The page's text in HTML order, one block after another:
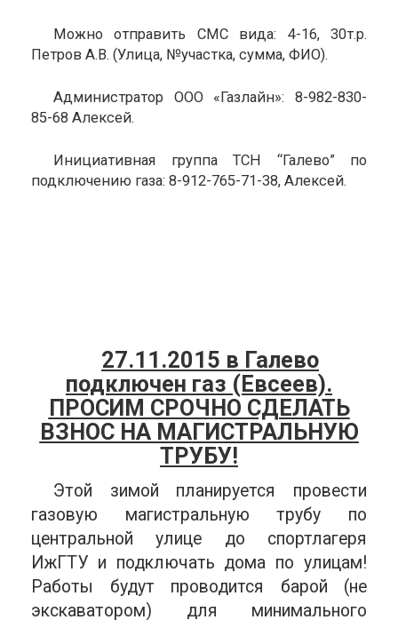
Можно отправить СМС вида: 4-16, 30т.р.
Петров А.В. (Улица, №участка, сумма, ФИО).
Администратор ООО «Газлайн»: 8-982-830-
85-68 Алексей.
Инициативная группа ТСН “Галево” по
подключению газа: 8-912-765-71-38, Алексей.
27.11.2015 в Галево
подключен газ (Евсеев).
ПРОСИМ СРОЧНО СДЕЛАТЬ
ВЗНОС НА МАГИСТРАЛЬНУЮ
ТРУБУ!
Этой зимой планируется провести
газовую магистральную трубу по
центральной улице до спортлагеря
ИжГТУ и подключать дома по улицам!
Работы будут проводится барой (не
экскаватором) для минимального